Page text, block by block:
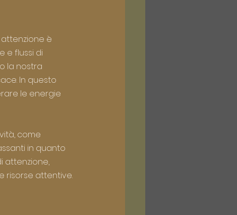
è
e flussi di
la nostra
In questo
le energie
come
in quanto
attenzione,
risorse attentive.